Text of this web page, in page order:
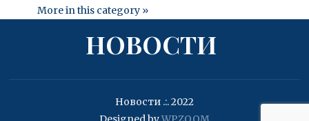
More in this category »
НОВОСТИ
Новости .:. 2022